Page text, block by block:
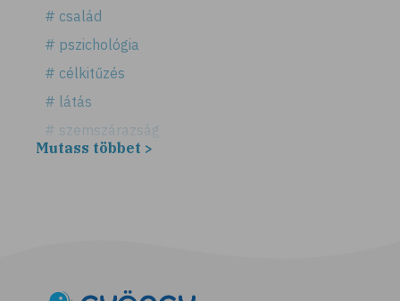
# család
# pszichológia
# célkitűzés
# látás
# szemszárazság
# játék
Mutass többet >